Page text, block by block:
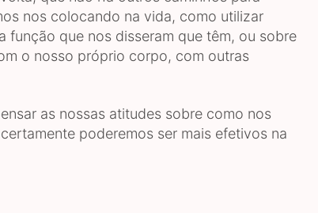
nos colocando na vida, como utilizar
função que nos disseram que têm, ou sobre
o nosso próprio corpo, com outras
as nossas atitudes sobre como nos
poderemos ser mais efetivos na